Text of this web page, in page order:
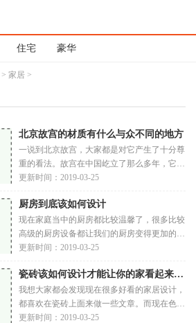
住宅 豪华
> 家居 >
北京故宫的材质有什么与众不同的地方
一说到北京故宫，大家都是对它产生了十分尊
重的看法。故宫在中国屹立了那么多年，它原
本就带有了古代人的建筑思想，里面的内涵更
就对故宫的板材产生了一定的兴趣，那么故宫
到底是怎样的一个材质呢？中国古代跟现
更新时间：2019-03-25
厨房到底该如何设计
现在家庭当中的厨房都比较温馨了，很多比较
高级的厨房设备都让我们的厨房变得更加的方
便。那么关于自家的厨房到底该如何设计呢？
大家带关于厨房的设计。首先一定要利用好厨
房的空间，因为厨房的空间一般都不是特
更新时间：2019-03-25
瓷砖该如何设计才能让你的家看起来与众不同
我想大家都会发现现在很多好看的家居设计，
都喜欢在瓷砖上面来做一些文章。而现在色调
单一，方方正正的瓷砖已经不再是如今的审美
更新时间：2019-03-25